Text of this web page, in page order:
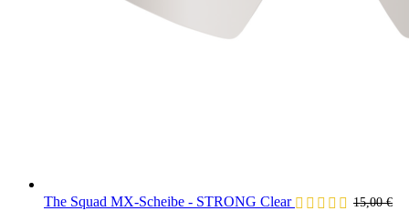
The Squad MX-Scheibe - STRONG Clear 15,00€